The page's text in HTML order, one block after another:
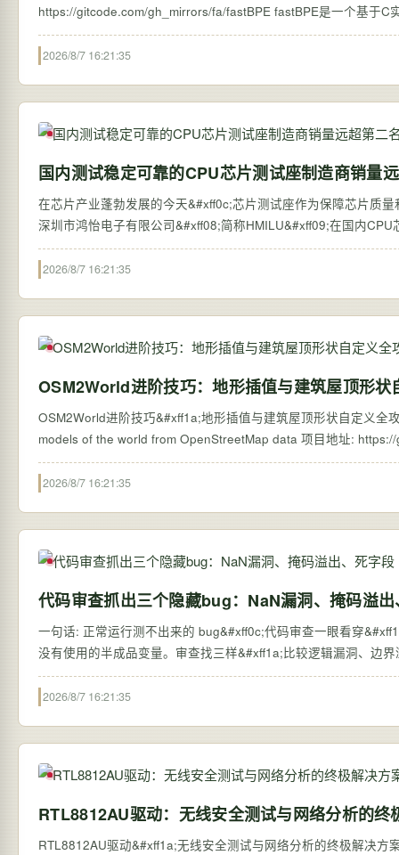
https://gitcode.com/gh_mirrors/fa/fastBPE fastBPE是一个基于C实现的高效子词单元分词工具&#xff0c;遵循《Neural Machine Translation of Rare
Words wi…
2026/8/7 16:21:35
国内测试稳定可靠的CPU芯片测试座制造商销量
在芯片产业蓬勃发展的今天&#xff0c;芯片测试座作为保障芯片质
深圳市鸿怡电子有限公司&#xff08;简称HMILU&#xff09;在国内
2026/8/7 16:21:35
OSM2World进阶技巧：地形插值与建筑屋顶形状
OSM2World进阶技巧&#xff1a;地形插值与建筑屋顶形状自定义
2026/8/7 16:21:35
代码审查抓出三个隐藏bug：NaN漏洞、掩码溢
一句话: 正常运行测不出来的 bug&#xff0c;代码审查一眼看穿
没有使用的半成品变量。审查找三样&#xff1a;比较逻辑漏洞、边
2026/8/7 16:21:35
RTL8812AU驱动：无线安全测试与网络分析的终
RTL8812AU驱动&#xff1a;无线安全测试与网络分析的终极解决